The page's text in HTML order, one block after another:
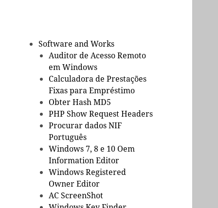
Software and Works
Auditor de Acesso Remoto
em Windows
Calculadora de Prestações
Fixas para Empréstimo
Obter Hash MD5
PHP Show Request Headers
Procurar dados NIF
Português
Windows 7, 8 e 10 Oem
Information Editor
Windows Registered
Owner Editor
AC ScreenShot